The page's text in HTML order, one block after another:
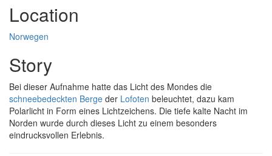
Location
Norwegen
Story
Bei dieser Aufnahme hatte das Licht des Mondes die
schneebedeckten Berge der Lofoten beleuchtet, dazu kam
Polarlicht in Form eines Lichtzeichens. Die tiefe kalte Nacht im
Norden wurde durch dieses Licht zu einem besonders
eindrucksvollen Erlebnis.